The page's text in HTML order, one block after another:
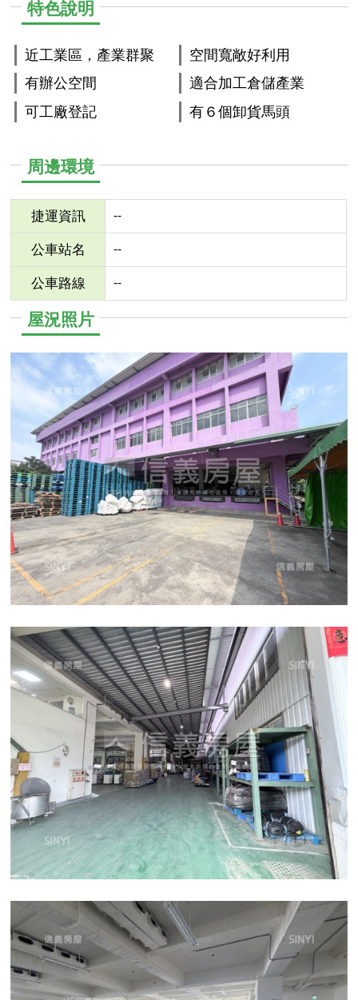
特色說明
近工業區，產業群聚
有辦公空間
可工廠登記
空間寬敞好利用
適合加工倉儲產業
有６個卸貨馬頭
周邊環境
捷運資訊 --
公車站名 --
公車路線 --
屋況照片